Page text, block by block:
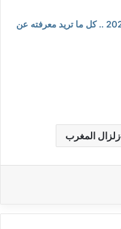
التأمين ضد الكوارث بالمغرب 2023 .. كل ما تريد معرفته عن
زلزال المغرب